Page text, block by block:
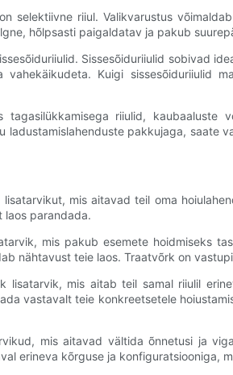
selektiivne riiul. Valikvarustus
hõlpsasti paigaldatav ja pakub
Sissesõiduriiulid sobivad
Kuigi sissesõiduriiulid
tagasilükkamisega riiulid,
ladustamislahenduste pakkujaga,
mis aitavad teil oma
laos parandada.
mis pakub esemete hoidmiseks
nähtavust teie laos. Traatvõrk on
lisatarvik, mis aitab teil samal riiulil
vastavalt teie konkreetsetele
mis aitavad vältida õnnetusi ja
erineva kõrguse ja